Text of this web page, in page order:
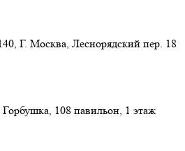
Г. Москва, Леснорядский пер. 18
108 павильон, 1 этаж